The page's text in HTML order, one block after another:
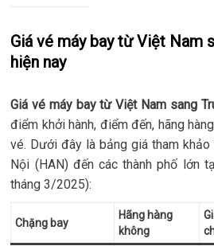
Giá vé máy bay từ Việt Nam
hiện nay
Giá vé máy bay từ Việt Nam sang
điểm khởi hành, điểm đến, hãng
vé. Dưới đây là bảng giá tham khảo
Nội (HAN) đến các thành phố lớn
tháng 3/2025):
Chặng bay
Hãng hàng
không